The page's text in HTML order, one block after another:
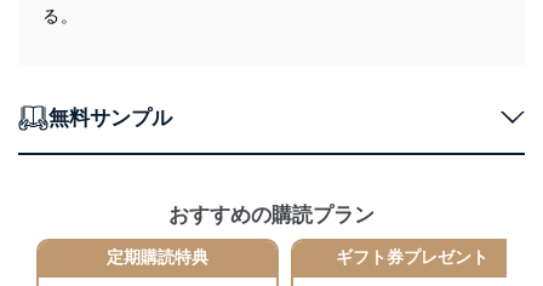
個人データを取り扱うことのできる機器及び当該
の不要なアクセスを防止しています。
アクセス者の識別と認証
機器に標準装備されているユーザー制御機能（ユ
ーザーアカウント制御）により、個人情報データ
ベース等を取り扱う情報システムを使用する従業
る。
無料サンプル
おすすめの購読プラン
定期購読特典 ギフト券プレゼント